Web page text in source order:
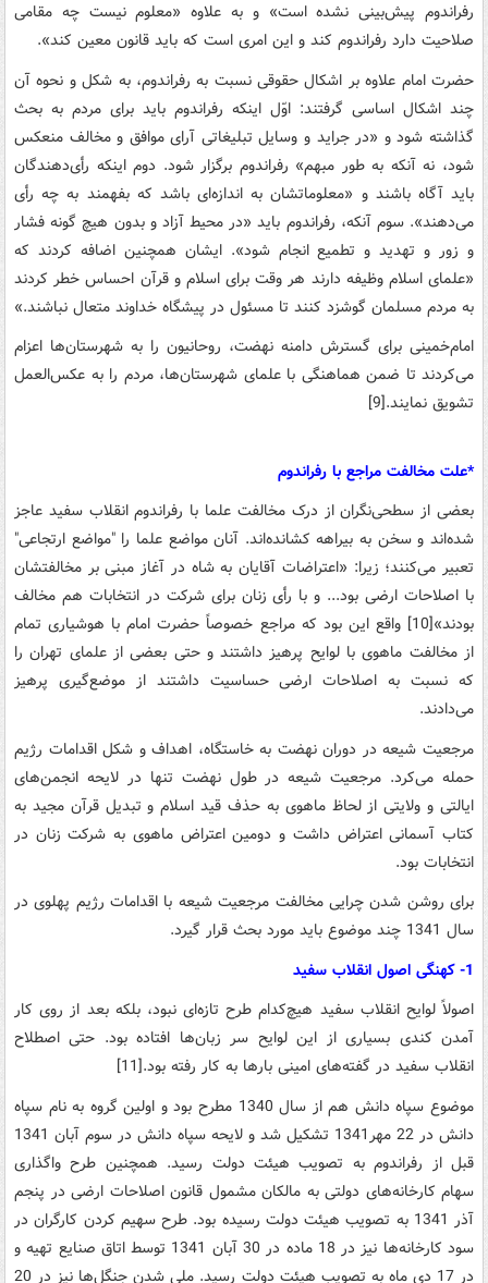
رفراندوم‌ پیش‌بینی‌ نشده‌ است‌» و به‌ علاوه‌ «معلوم‌ نیست‌ چه‌ مقامی‌
صلاحیت‌ دارد رفراندوم‌ کند و این‌ امری‌ است‌ که‌ باید قانون ‌معین‌ کند».
حضرت‌ امام‌ علاوه‌ بر اشکال‌ حقوقی‌ نسبت‌ به‌ رفراندوم‌، به‌ شکل‌ و نحوه‌ آن‌
چند اشکال‌ اساسی‌ گرفتند: اوّل ‌اینکه رفراندوم‌ باید برای‌ مردم‌ به‌ بحث‌
گذاشته‌ شود و «در جراید و وسایل‌ تبلیغاتی‌ آرای موافق‌ و مخالف‌ منعکس‌
شود، نه‌ آنکه‌ به طور مبهم‌» رفراندوم‌ برگزار شود. دوم‌ اینکه رأی‌دهندگان‌
باید آگاه‌ باشند و «معلوماتشان‌ به‌ اندازه‌ای‌ باشد که‌ بفهمند به‌ چه‌ رأی‌
می‌دهند». سوم‌ آنکه‌، رفراندوم‌ باید «در محیط‌ آزاد و بدون‌ هیچ‌ گونه‌ فشار
و زور و تهدید و تطمیع‌ انجام‌ شود». ایشان همچنین اضافه‌ کردند که‌
«علمای‌ اسلام‌ وظیفه‌ دارند هر وقت‌ برای‌ اسلام‌ و قرآن‌ احساس‌ خطر کردند
به‌ مردم ‌مسلمان‌ گوشزد کنند تا مسئول‌ در پیشگاه‌ خداوند متعال‌ نباشند.»
امام‌خمینی‌ برای‌ گسترش‌ دامنه‌ نهضت‌، روحانیون‌ را به‌ شهرستان‌ها اعزام
‌می‌کردند تا ضمن‌ هماهنگی‌ با علمای‌ شهرستان‌ها، مردم‌ را به‌ عکس‌العمل‌
تشویق ‌نمایند.[9]
*علت‌ مخالفت‌ مراجع‌ با رفراندوم‌
بعضی‌ از سطحی‌نگران‌ از درک‌ مخالفت‌ علما با رفراندوم‌ انقلاب‌ سفید عاجز
شده‌اند و سخن‌ به‌ بیراهه‌ کشانده‌اند. آنان‌ مواضع‌ علما را "مواضع‌ ارتجاعی‌"
تعبیر می‌کنند؛ زیرا: «اعتراضات‌ آقایان‌ به‌ شاه‌ در آغاز مبنی‌ بر مخالفتشان‌
با اصلاحات‌ ارضی‌ بود... و با رأی‌ زنان‌ برای‌ شرکت‌ در انتخابات‌ هم‌ مخالف‌
بودند»[10] واقع‌ این‌ بود که ‌مراجع‌ خصوصاً حضرت‌ امام‌ با هوشیاری‌ تمام‌
از مخالفت‌ ماهوی‌ با لوایح‌ پرهیز داشتند و حتی‌ بعضی‌ از علمای‌ تهران‌ را
که‌ نسبت‌ به‌ اصلاحات‌ ارضی‌ حساسیت‌ داشتند از موضع‌گیری‌ پرهیز
می‌دادند.
مرجعیت‌ شیعه‌ در دوران‌ نهضت‌ به‌ خاستگاه‌، اهداف‌ و شکل‌ اقدامات‌ رژیم‌
حمله‌ می‌کرد. مرجعیت‌ شیعه‌ در طول‌ نهضت‌ تنها در لایحه‌ انجمن‌های
‌ایالتی‌ و ولایتی‌ از لحاظ‌ ماهوی‌ به‌ حذف‌ قید اسلام‌ و تبدیل‌ قرآن‌ مجید به‌
کتاب‌ آسمانی ‌اعتراض‌ داشت‌ و دومین‌ اعتراض‌ ماهوی‌ به‌ شرکت‌ زنان‌ در
انتخابات‌ بود.
برای‌ روشن‌ شدن‌ چرایی‌ مخالفت‌ مرجعیت‌ شیعه‌ با اقدامات‌ رژیم پهلوی‌ در
سال‌ 1341 چند موضوع‌ باید مورد بحث‌ قرار گیرد.
1- کهنگی اصول‌ انقلاب‌ سفید
اصولاً لوایح‌ انقلاب‌ سفید هیچ‌کدام‌ طرح‌ تازه‌ای‌ نبود، بلکه‌ بعد از روی‌ کار
آمدن‌ کندی‌ بسیاری‌ از این‌ لوایح‌ سر زبان‌ها افتاده‌ بود. حتی ‌اصطلاح‌
انقلاب‌ سفید در گفته‌های‌ امینی‌ بارها به‌ کار رفته‌ بود.[11]
موضوع‌ سپاه‌ دانش‌ هم از سال‌ 1340 مطرح‌ بود و اولین‌ گروه‌ به ‌نام‌ سپاه‌
دانش‌ در 22 مهر1341 تشکیل‌ شد و لایحه‌ سپاه‌ دانش‌ در سوم‌ آبان‌ 1341
قبل‌ از رفراندوم‌ به‌ تصویب‌ هیئت‌ دولت‌ رسید. همچنین‌ طرح‌ واگذاری‌
سهام‌ کارخانه‌های‌ دولتی‌ به‌ مالکان‌ مشمول‌ قانون‌ اصلاحات‌ ارضی‌ در پنجم‌
آذر 1341 به‌ تصویب‌ هیئت‌ دولت‌ رسیده‌ بود. طرح‌ سهیم‌ کردن‌ کارگران ‌در
سود کارخانه‌ها نیز در 18 ماده‌ در 30 آبان‌ 1341 توسط‌ اتاق صنایع‌ تهیه‌ و
در 17 دی‌ ماه‌ به‌ تصویب‌ هیئت‌ دولت‌ رسید. ملی‌ شدن‌ جنگل‌ها نیز در 20